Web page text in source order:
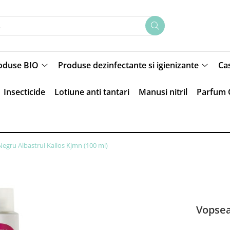
BIO Produse dezinfectante si igienizante
Insecticide Lotiune anti tantari Manusi nitril Parfum
Albastrui Kallos Kjmn (100 ml)